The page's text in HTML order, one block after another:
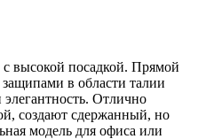
высокой посадкой. Прямой
в области талии
элегантность. Отлично
создают сдержанный, но
модель для офиса или